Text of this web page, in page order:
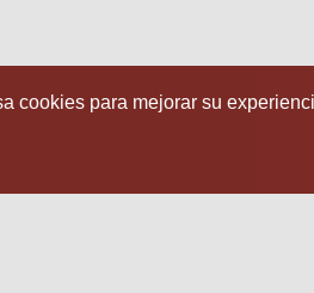
cookies para mejorar su